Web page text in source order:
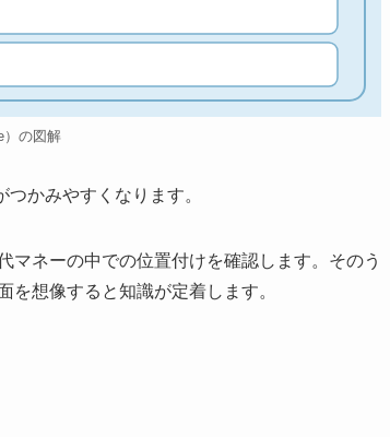
）の図解
かみやすくなります。
マネーの中での位置付けを確認します。そのう
を想像すると知識が定着します。